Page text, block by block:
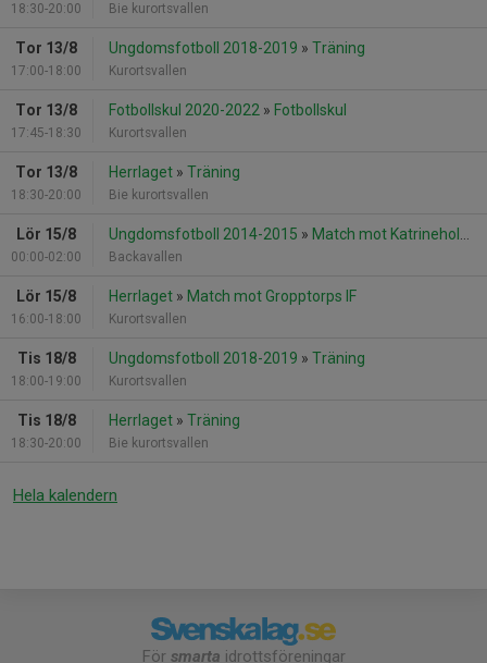
18:30-20:00 Bie kurortsvallen
Tor 13/8
17:00-18:00
Ungdomsfotboll 2018-2019 » Träning
Kurortsvallen
Tor 13/8
17:45-18:30
Fotbollskul 2020-2022 » Fotbollskul
Kurortsvallen
Tor 13/8
18:30-20:00
Herrlaget » Träning
Bie kurortsvallen
Lör 15/8
00:00-02:00
Ungdomsfotboll 2014-2015 » Match mot Katrineholms SK FK P 2015
Backavallen
Lör 15/8
16:00-18:00
Herrlaget » Match mot Gropptorps IF
Kurortsvallen
Tis 18/8
18:00-19:00
Ungdomsfotboll 2018-2019 » Träning
Kurortsvallen
Tis 18/8
18:30-20:00
Herrlaget » Träning
Bie kurortsvallen
Hela kalendern
För smarta idrottsföreningar